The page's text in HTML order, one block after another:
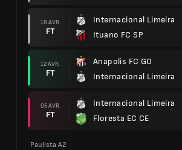
18 AVR.
FT
Internacional Limeira
Ituano FC SP
12 AVR.
FT
Anapolis FC GO
Internacional Limeira
05 AVR.
FT
Internacional Limeira
Floresta EC CE
Paulista A2